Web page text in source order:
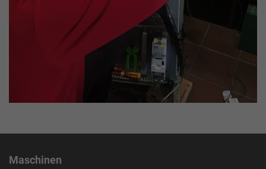
Maschinen
2 Jahre
Dieses Cookie wird von Google Analytics
installiert. Das Cookie wird verwendet, um
Besucher-, Sitzungs- und Kampagnendaten
zu berechnen und die Nutzung der Website
für den Analysebericht der Website zu
verfolgen. Die Cookies speichern
eindeutige Besucher zu identifizieren.